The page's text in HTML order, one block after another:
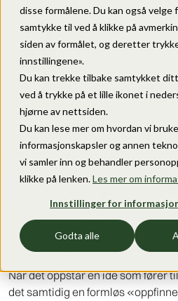
disse formålene. Du kan også velge
samtykke til ved å klikke på
siden av formålet, og deretter
innstillingene».
Du kan trekke tilbake samtykket
ved å trykke på et lille ikonet i
hjørne av nettsiden.
Du kan lese mer om hvordan vi
informasjonskapsler og annen
vi samler inn og behandler
klikke på lenken.Les mer om
Innstillinger for
Godta alle
Ulrikke
Asbøll
•Leder av IP
Advokat
8. mars 2015
Oppfinnelser er viktig
Gode prosedyrer er viktig å ha
eierskap til patenter og
Når det oppstår en idé som fører
det samtidig en formløs